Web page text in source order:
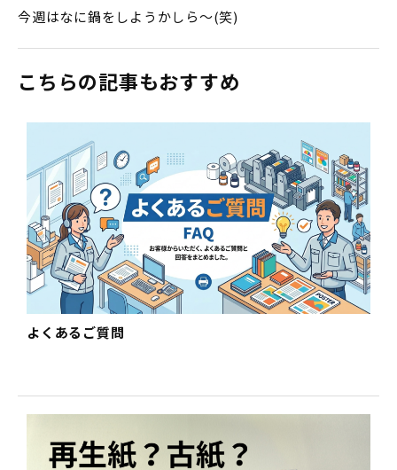
今週はなに鍋をしようかしら～(笑)
こちらの記事もおすすめ
よくあるご質問